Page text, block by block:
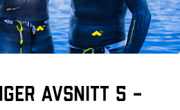
Avsnitt 5 –